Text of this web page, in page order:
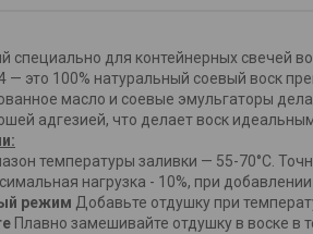
специально для контейнерных свечей
— это 100% натуральный соевый воск
масло и соевые эмульгаторы
адгезией, что делает воск
температуры заливки — 55-70°C.
нагрузка - 10%, при
режим Добавьте отдушку при
Плавно замешивайте отдушку в воске в